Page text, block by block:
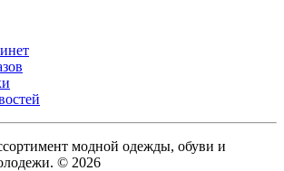
модной одежды, обуви и
© 2026